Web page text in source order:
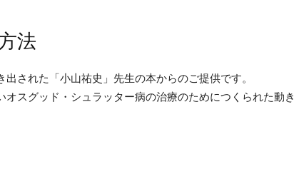
法
された「小山祐史」先生の本からのご提供です。
スグッド・シュラッター病の治療のためにつくられた動き